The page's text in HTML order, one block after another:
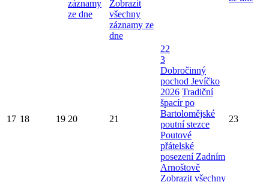
záznamy
ze dne
Zobrazit
všechny
záznamy ze
dne
17 18 19 20 21
22
3
Dobročinný
pochod Jevíčko
2026 Tradiční
špacír po
Bartolomějské
poutní stezce
Poutové
přátelské
posezení Zadním
Arnoštově
Zobrazit všechny
23